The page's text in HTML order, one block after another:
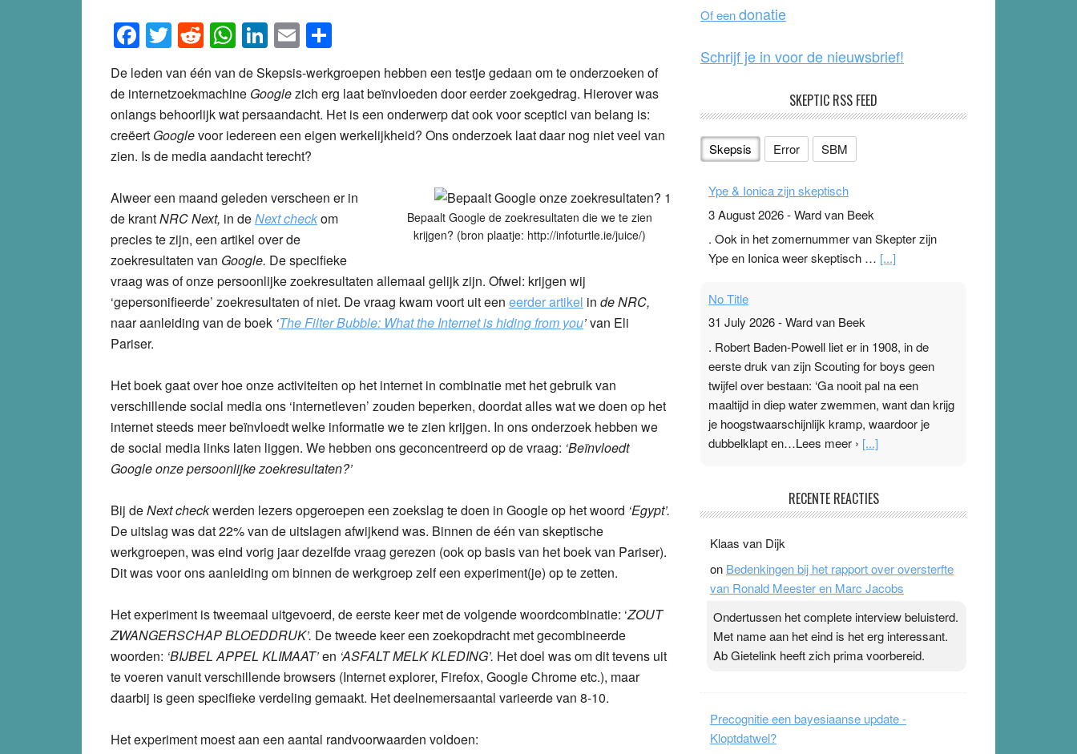
Facebook
Twitter
Reddit
WhatsApp
LinkedIn
Email
De leden van één van de Skepsis-werkgroepen hebben een testje gedaan om te onderzoeken of
de internetzoekmachine Googlezich erg laat beïnvloeden door eerder zoekgedrag. Hierover was
onlangs behoorlijk wat persaandacht. Het is een onderwerp dat ook voor sceptici van belang is:
creëert Googlevoor iedereen een eigen werkelijkheid? Ons onderzoek laat daar nog niet veel van
zien. Is de media aandacht terecht?
Bepaalt Google de zoekresultaten die we te zien
krijgen? (bron plaatje: http://infoturtle.ie/juice/)
Alweer een maand geleden verscheen er in
de krantNRC Next, in deNext checkom
precies te zijn, een artikel over de
zoekresultaten van Google. De specifieke
vraag was of onze persoonlijke zoekresultaten allemaal gelijk zijn. Ofwel: krijgen wij
‘gepersonifieerde’ zoekresultaten of niet. De vraag kwam voort uit een eerder artikel in de NRC,
naar aanleiding van de boek ‘The Filter Bubble: What the Internet is hiding from you’van Eli
Pariser.
Het boek gaat over hoe onze activiteiten op het internet in combinatie met het gebruik van
verschillende social media ons ‘internetleven’ zouden beperken, doordat alles wat we doen op het
internet steeds meer beïnvloedt welke informatie we te zien krijgen. In ons onderzoek hebben we
de social media links laten liggen. We hebben ons geconcentreerd op de vraag: ‘Beïnvloedt
Google onze persoonlijke zoekresultaten?’
Bij deNext checkwerden lezers opgeroepen een zoekslag te doen in Google op het woord ‘Egypt’.
De uitslag was dat 22% van de uitslagen afwijkend was. Binnen de één van skeptische
werkgroepen, was eind vorig jaar dezelfde vraag gerezen (ook op basis van het boek van Pariser).
Dit was voor ons aanleiding om binnen de werkgroep zelf een experiment(je) op te zetten.
Het experiment is tweemaal uitgevoerd, de eerste keer met de volgende woordcombinatie: ‘ZOUT
ZWANGERSCHAP BLOEDDRUK’. De tweede keer een zoekopdracht met gecombineerde
woorden: ‘BIJBEL APPEL KLIMAAT’en ‘ASFALT MELK KLEDING’. Het doel was om dit tevens uit
te voeren vanuit verschillende browsers (Internet explorer, Firefox, Google Chrome etc.), maar
daarbij is geen specifieke verdeling gemaakt. Het deelnemersaantal varieerde van 8-10.
Het experiment moest aan een aantal randvoorwaarden voldoen:
k
Of eendonatie
Schrijf je in voor de nieuwsbrief!
SKEPTIC RSS FEED
Skepsis Error SBM
Ype & Ionica zijn skeptisch
3 August 2026-Ward van Beek
. Ook in het zomernummer van Skepter zijn
Ype en Ionica weer skeptisch … [...]
No Title
31 July 2026-Ward van Beek
. Robert Baden-Powell liet er in 1908, in de
eerste druk van zijn Scouting for boys geen
twijfel over bestaan: ‘Ga nooit pal na een
maaltijd in diep water zwemmen, want dan krijg
je hoogstwaarschijnlijk kramp, waardoor je
dubbelklapt en…Lees meer › [...]
Ward van Beek
topsporters. Ze hopen ermee hun hartslag te
verlagen terwijl ze meer zuurstof opnemen.
Daarop heeft zo’n pleister geen effect. Maar het
zijn. Door…Lees meer Pleisterplakkers in de
topspsort › [...]
RECENTE REACTIES
Klaas van Dijk
on Bedenkingen bij het rapport over oversterfte
van Ronald Meester en Marc Jacobs
Ondertussen het complete interview beluisterd.
Met name aan het eind is het erg interessant.
Ab Gietelink heeft zich prima voorbereid.
Precognitie een bayesiaanse update -
Kloptdatwel?